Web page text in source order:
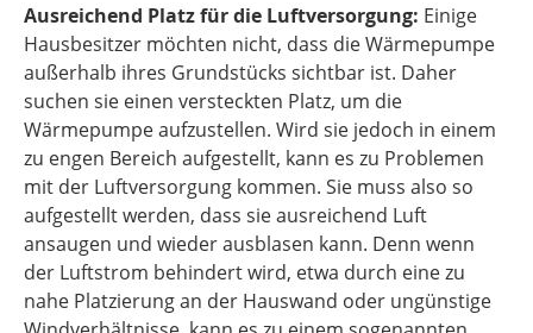
Ausreichend Platz für die Luftversorgung: Einige
Hausbesitzer möchten nicht, dass die Wärmepumpe
außerhalb ihres Grundstücks sichtbar ist. Daher
suchen sie einen versteckten Platz, um die
Wärmepumpe aufzustellen. Wird sie jedoch in einem
zu engen Bereich aufgestellt, kann es zu Problemen
mit der Luftversorgung kommen. Sie muss also so
aufgestellt werden, dass sie ausreichend Luft
ansaugen und wieder ausblasen kann. Denn wenn
der Luftstrom behindert wird, etwa durch eine zu
nahe Platzierung an der Hauswand oder ungünstige